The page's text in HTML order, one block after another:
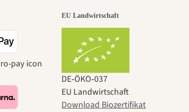
uns
EU Landwirtschaft
DE‑ÖKO‑037
EU Landwirtschaft
Download Biozertifikat